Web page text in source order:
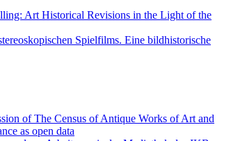
Art Historical Revisions in the Light of the
Spielfilms. Eine bildhistorische
of The Census of Antique Works of Art and
as open data